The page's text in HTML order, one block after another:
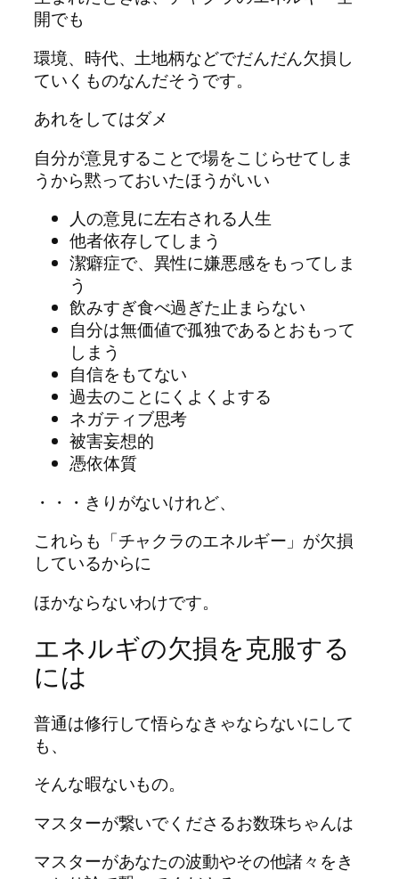
開でも
環境、時代、土地柄などでだんだん欠損し
ていくものなんだそうです。
あれをしてはダメ
自分が意見することで場をこじらせてしま
うから黙っておいたほうがいい
人の意見に左右される人生
他者依存してしまう
潔癖症で、異性に嫌悪感をもってしま
う
飲みすぎ食べ過ぎた止まらない
自分は無価値で孤独であるとおもって
しまう
自信をもてない
過去のことにくよくよする
ネガティブ思考
被害妄想的
憑依体質
・・・きりがないけれど、
これらも「チャクラのエネルギー」が欠損
しているからに
ほかならないわけです。
エネルギの欠損を克服する
には
普通は修行して悟らなきゃならないにして
も、
そんな暇ないもの。
マスターが繋いでくださるお数珠ちゃんは
マスターがあなたの波動やその他諸々をき